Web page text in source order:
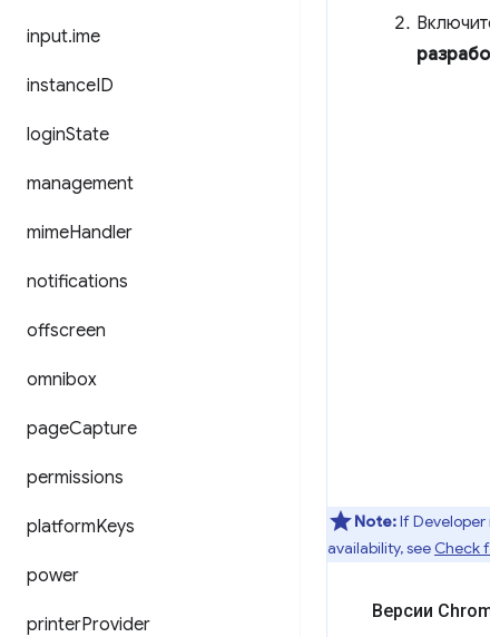
input.ime
instanceID
loginState
management
mimeHandler
notifications
offscreen
omnibox
pageCapture
permissions
platformKeys
power
printerProvider
Note:If Developer
availability, see Check
Версии